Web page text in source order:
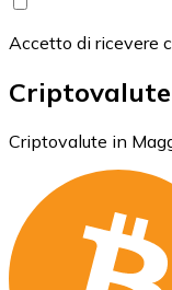
Accetto di ricevere
Criptovalute in